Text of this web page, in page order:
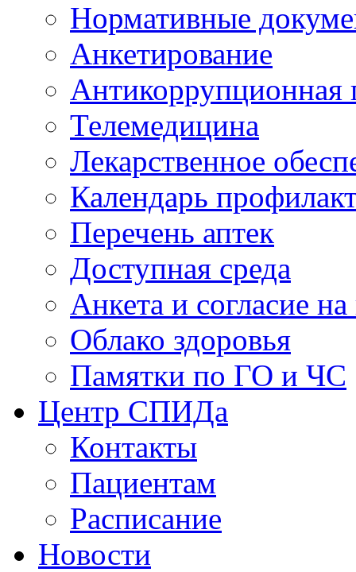
Нормативные
Анкетирование
Антикоррупционная
Телемедицина
Лекарственное
Календарь
Перечень аптек
Доступная среда
Анкета и согласие
Облако здоровья
Памятки по ГО и ЧС
Центр СПИДа
Контакты
Пациентам
Расписание
Новости